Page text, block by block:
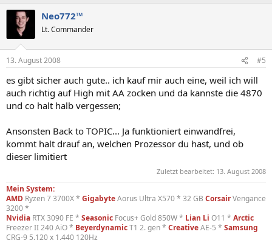
Neo772™
Lt. Commander
13. August 2008 #5
es gibt sicher auch gute.. ich kauf mir auch eine, weil ich will
auch richtig auf High mit AA zocken und da kannste die 4870
und co halt halb vergessen;
Ansonsten Back to TOPIC... Ja funktioniert einwandfrei,
kommt halt drauf an, welchen Prozessor du hast, und ob
dieser limitiert
Zuletzt bearbeitet: 13. August 2008
Mein System:
AMD Ryzen 7 3700X * GigabyteAorus Ultra X570 * 32 GB CorsairVengance
3200 *
Nvidia RTX 3090 FE * Seasonic Focus+ Gold 850W * Lian Li O11 * Arctic
Freezer II 240 AiO * BeyerdynamicT1 2. gen * CreativeAE-5 * Samsung
CRG-9 5.120 x 1.440 120Hz